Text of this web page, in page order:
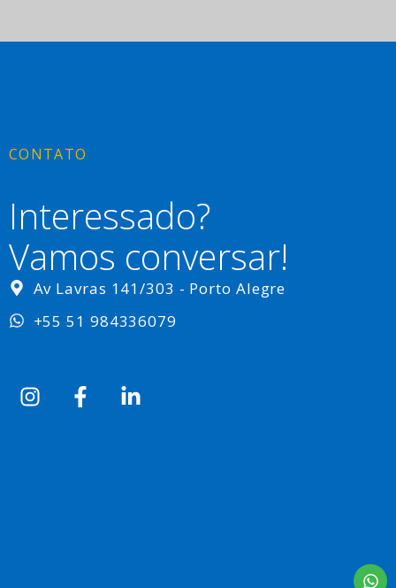
CONTATO
Interessado?
Vamos conversar!
Av Lavras 141/303 - Porto Alegre
+55 51 984336079